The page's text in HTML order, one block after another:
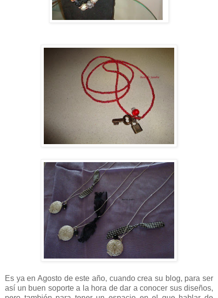
Es ya en Agosto de este año, cuando crea su blog, para ser
así un buen soporte a la hora de dar a conocer sus diseños,